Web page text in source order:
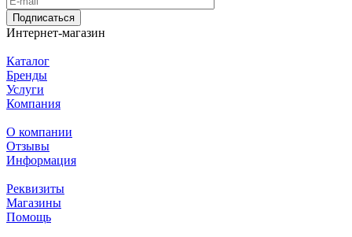
Подписаться
Интернет-магазин
Каталог
Бренды
Услуги
Компания
О компании
Отзывы
Информация
Реквизиты
Магазины
Помощь